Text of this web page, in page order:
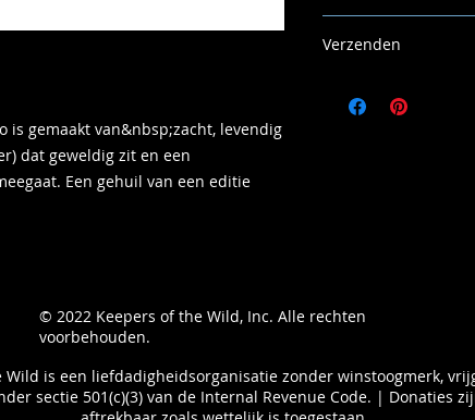
is gemaakt van&nbsp;zacht, levendig
dat geweldig zit en een
Een gehuil van een editie
Verzenden
weken.
© 2022 Keepers of the Wild, Inc. Alle rechten
voorbehouden.
Wild is een liefdadigheidsorganisatie zonder winstoogmerk,
sectie 501(c)(3) van de Internal Revenue Code. | Donaties